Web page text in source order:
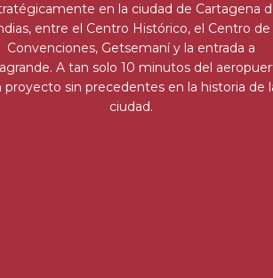
en la ciudad de Cartagena
entre el Centro Histórico, el Centro de
Convenciones, Getsemaní y la entrada a
A tan solo 10 minutos del
proyecto sin precedentes en la historia de
ciudad.